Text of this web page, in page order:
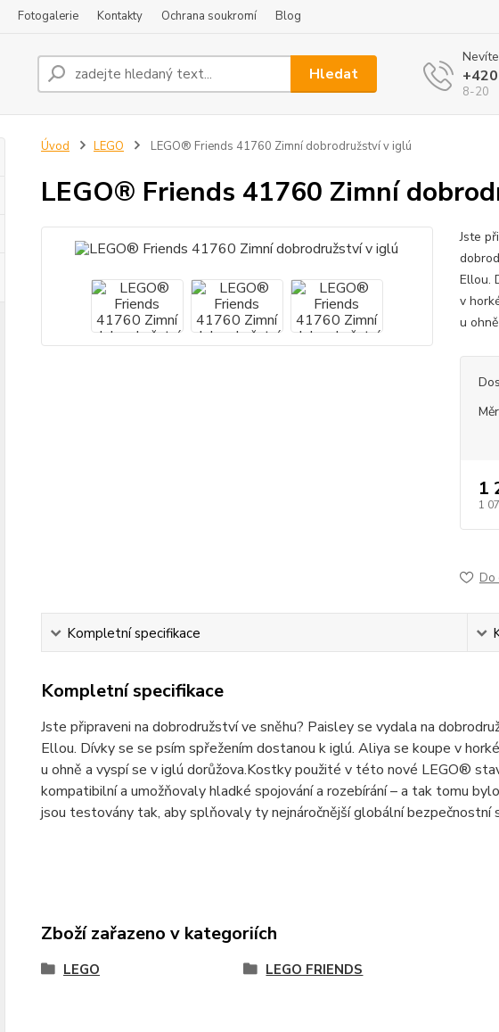
Fotogalerie Kontakty Ochrana soukromí Blog
Hledat
8-20
Úvod LEGO LEGO® Friends 41760 Zimní dobrodružství v iglú
LEGO® Friends 41760 Zimní
Jste
Ellou.
v
u
1
1
Do
Kompletní specifikace
Kompletní specifikace
Jste připraveni na dobrodružství ve sněhu? Paisley se vydala na
Ellou. Dívky se se psím spřežením dostanou k iglú. Aliya se koupe v
u ohně a vyspí se v iglú dorůžova.Kostky použité v této nové LEGO®
kompatibilní a umožňovaly hladké spojování a rozebírání – a tak tomu
jsou testovány tak, aby splňovaly ty nejnáročnější globální bezpečnostní
Zboží zařazeno v kategoriích
LEGO LEGO FRIENDS